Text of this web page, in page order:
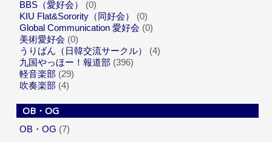
BBS（愛好会）
(0)
KIU Flat&Sorority（同好会）
(0)
Global Communication 愛好会 (0)
美術愛好会 (0)
うりばん（日韓交流サークル）
(4)
九国やっほー！報道部 (396)
軽音楽部 (29)
吹奏楽部 (4)
OB・OG
OB・OG (7)